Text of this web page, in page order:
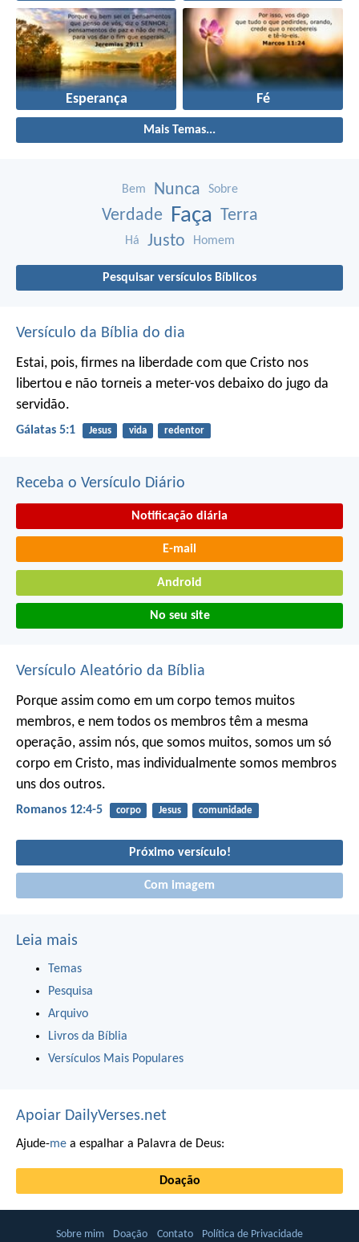
Esperança Fé
Mais Temas...
Bem Nunca Sobre
Verdade Faça Terra
Há Justo Homem
Pesquisar versículos Bíblicos
Versículo da Bíblia do dia
Estai, pois, firmes na liberdade com que Cristo nos
libertou e não torneis a meter-vos debaixo do jugo da
servidão.
Gálatas 5:1 Jesus vida redentor
Receba o Versículo Diário
Notificação diária
E-mail
Android
No seu site
Versículo Aleatório da Bíblia
Porque assim como em um corpo temos muitos
membros, e nem todos os membros têm a mesma
operação, assim nós, que somos muitos, somos um só
corpo em Cristo, mas individualmente somos membros
uns dos outros.
Romanos 12:4-5 corpo Jesus comunidade
Próximo versículo!
Com imagem
Leia mais
Temas
Pesquisa
Arquivo
Livros da Bíblia
Versículos Mais Populares
Apoiar DailyVerses.net
Ajude-me a espalhar a Palavra de Deus:
Doação
Sobre mim Doação Contato Política de Privacidade